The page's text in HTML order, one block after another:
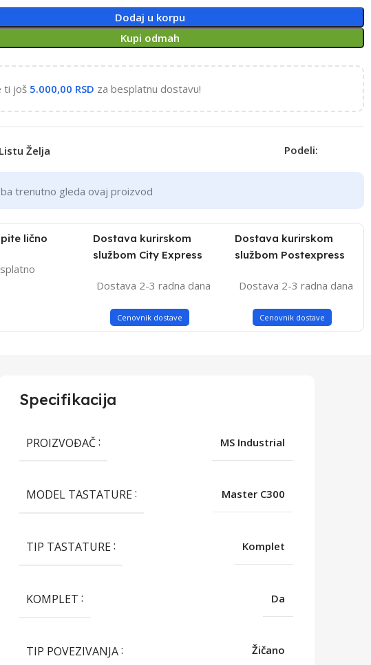
Dodaj u korpu
Kupi odmah
ti još 5.000,00 RSD za besplatnu dostavu!
Želja Podeli:
trenutno gleda ovaj proizvod
lično
Dostava kurirskom
službom City Express
Dostava 2-3 radna dana
Cenovnik dostave
Dostava kurirskom
službom Postexpress
Dostava 2-3 radna dana
Cenovnik dostave
Specifikacija
PROIZVOĐAČ MS Industrial
MODEL TASTATURE Master C300
TIP TASTATURE Komplet
KOMPLET Da
TIP POVEZIVANJA Žičano